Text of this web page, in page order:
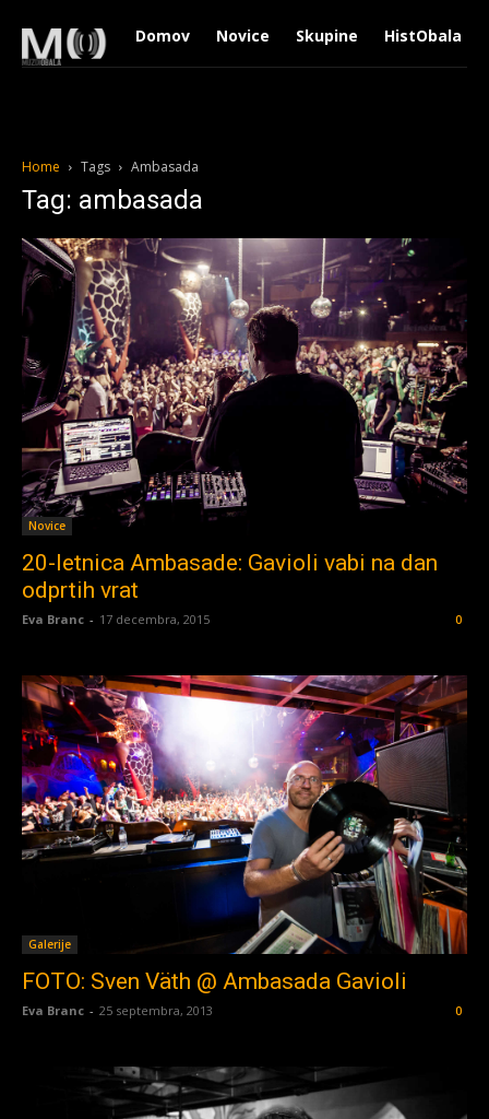
Domov Novice Skupine HistObala
Home Tags Ambasada
Tag: ambasada
Novice
20-letnica Ambasade: Gavioli vabi na dan
odprtih vrat
Eva Branc - 17 decembra, 2015 0
Galerije
FOTO: Sven Väth @ Ambasada Gavioli
Eva Branc - 25 septembra, 2013 0